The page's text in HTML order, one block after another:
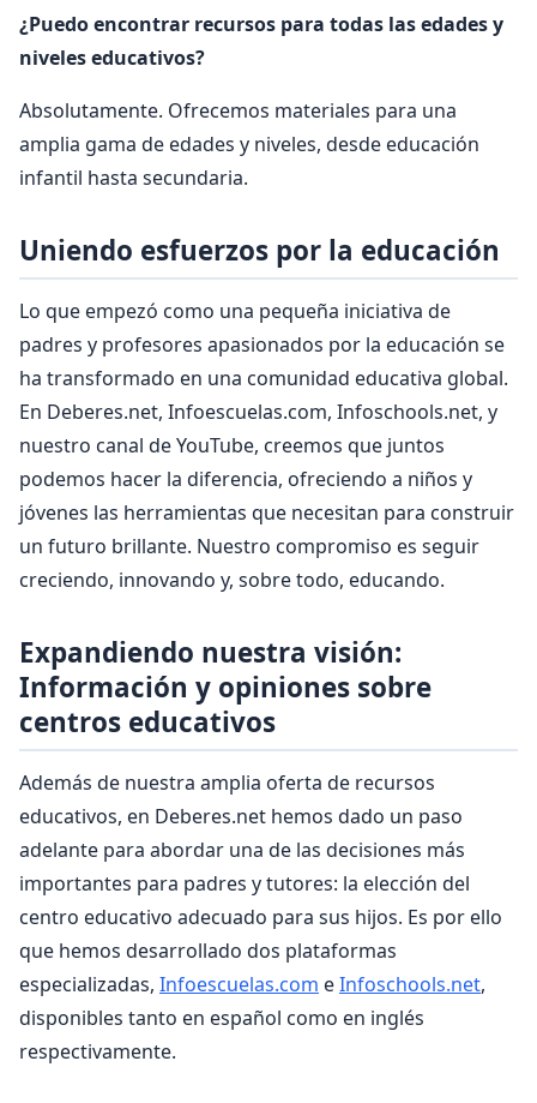
¿Puedo encontrar recursos para todas las edades y
niveles educativos?
Absolutamente. Ofrecemos materiales para una
amplia gama de edades y niveles, desde educación
infantil hasta secundaria.
Uniendo esfuerzos por la educación
Lo que empezó como una pequeña iniciativa de
padres y profesores apasionados por la educación se
ha transformado en una comunidad educativa global.
En Deberes.net, Infoescuelas.com, Infoschools.net, y
nuestro canal de YouTube, creemos que juntos
podemos hacer la diferencia, ofreciendo a niños y
jóvenes las herramientas que necesitan para construir
un futuro brillante. Nuestro compromiso es seguir
creciendo, innovando y, sobre todo, educando.
Expandiendo nuestra visión:
Información y opiniones sobre
centros educativos
Además de nuestra amplia oferta de recursos
educativos, en Deberes.net hemos dado un paso
adelante para abordar una de las decisiones más
importantes para padres y tutores: la elección del
centro educativo adecuado para sus hijos. Es por ello
que hemos desarrollado dos plataformas
especializadas, Infoescuelas.com eInfoschools.net,
disponibles tanto en español como en inglés
respectivamente.